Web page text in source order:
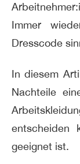
Immer
Dresscode
In diesem
Nachteile
entscheiden
geeignet ist.